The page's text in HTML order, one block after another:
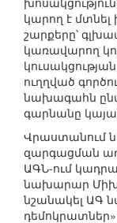
կարող է մտնել
շարքերը՝
կառավարող
ուղղված
նախագահն
գարնանը
Վրաստանում
զարգացման
ԱԳՆ-ում
նախարար
նշանակել ԱԳ